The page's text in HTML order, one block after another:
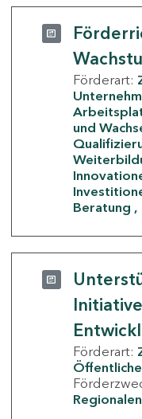
Förderart:
und
Beratung
Förderart: